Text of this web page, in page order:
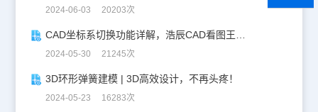
2024-06-03 20203次
CAD坐标系切换功能详解，浩辰CAD看图王让设计更自由！
2024-05-30 21245次
3D环形弹簧建模 | 3D高效设计，不再头疼！
2024-05-23 16283次